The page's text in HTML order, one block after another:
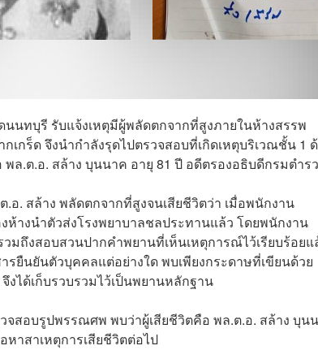
นนทบุรี รับแจ้งเหตุมีผู้พลัดตกจากที่สูงภายในห้างสรรพ
กร็ด จึงนำกำลังรุดไปตรวจสอบที่เกิดเหตุบริเวณชั้น 1
ล.ต.อ. สล้าง บุนนาค อายุ 81 ปี อดีตรองอธิบดีกรมตำร
อ. สล้าง พลัดตกจากที่สูงจนเสียชีวิตว่า เมื่อพนักงาน
ห้างนำตัวส่งโรงพยาบาลชลประทานแล้ว โดยพนักงาน
มถึงสอบสวนปากคำพยานที่เห็นเหตุการณ์ไว้เรียบร้อยแ
ยืนยันตัวบุคคลแต่อย่างใด พบเพียงกระดาษที่เขียนด้วย
ได้เก็บรวบรวมไว้เป็นพยานหลักฐาน
จสอบรูปพรรณศพ พบว่าผู้เสียชีวิตคือ พล.ต.อ. สล้าง บุน
าสาเหตุการเสียชีวิตต่อไป